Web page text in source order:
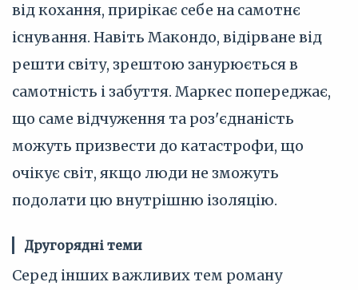
від кохання, прирікає себе на самотнє
існування. Навіть Макондо, відірване від
решти світу, зрештою занурюється в
самотність і забуття. Маркес попереджає,
що саме відчуження та роз'єднаність
можуть призвести до катастрофи, що
очікує світ, якщо люди не зможуть
подолати цю внутрішню ізоляцію.
Другорядні теми
Серед інших важливих тем роману